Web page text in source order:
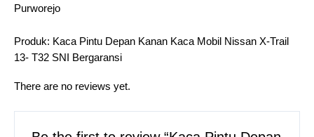
Purworejo
Produk: Kaca Pintu Depan Kanan Kaca Mobil Nissan X-Trail
13- T32 SNI Bergaransi
There are no reviews yet.